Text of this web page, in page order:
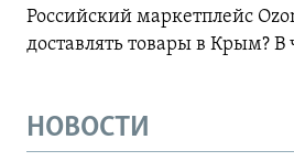
Российский маркетплейс
доставлять товары в Крым?
НОВОСТИ